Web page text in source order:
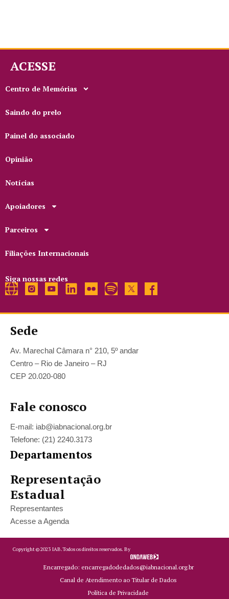
ACESSE
Centro de Memórias
Saindo do prelo
Painel do associado
Opinião
Notícias
Apoiadores
Parceiros
Filiações Internacionais
Siga nossas redes
Sede
Av. Marechal Câmara n° 210, 5º andar
Centro – Rio de Janeiro – RJ
CEP 20.020-080
Fale conosco
E-mail: iab@iabnacional.org.br
Telefone: (21) 2240.3173
Departamentos
Representação
Estadual
Representantes
Acesse a Agenda
Copyright ©2023 IAB.Todos os direitos reservados. By
Encarregado: encarregadodedados@iabnacional.org.br
Canal de Atendimento ao Titular de Dados
Política de Privacidade